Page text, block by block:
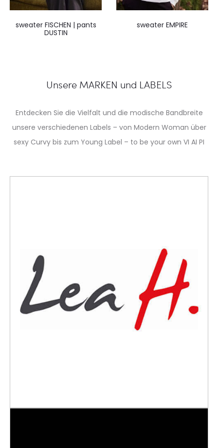
sweater FISCHEN | pants
DUSTIN
sweater EMPIRE
Unsere MARKEN und LABELS
Entdecken Sie die Vielfalt und die modische Bandbreite
unsere verschiedenen Labels – von Modern Woman über
sexy Curvy bis zum Young Label – to be your own VI AI PI